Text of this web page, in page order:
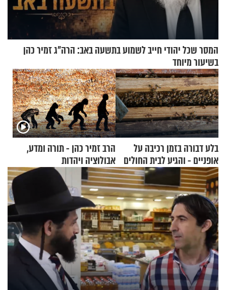
המסר שכל יהודי חייב לשמוע בתשעה באב: הרה"ג זמיר כהן
בשיעור מיוחד
בלע דבורה בזמן רכיבה על
אופניים - והגיע לבית החולים
במצב מסכן חיים
הרב זמיר כהן - תורה ומדע,
אבולוציה ויהדות